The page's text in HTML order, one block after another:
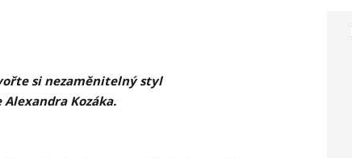
si nezaměnitelný styl
Kozáka.